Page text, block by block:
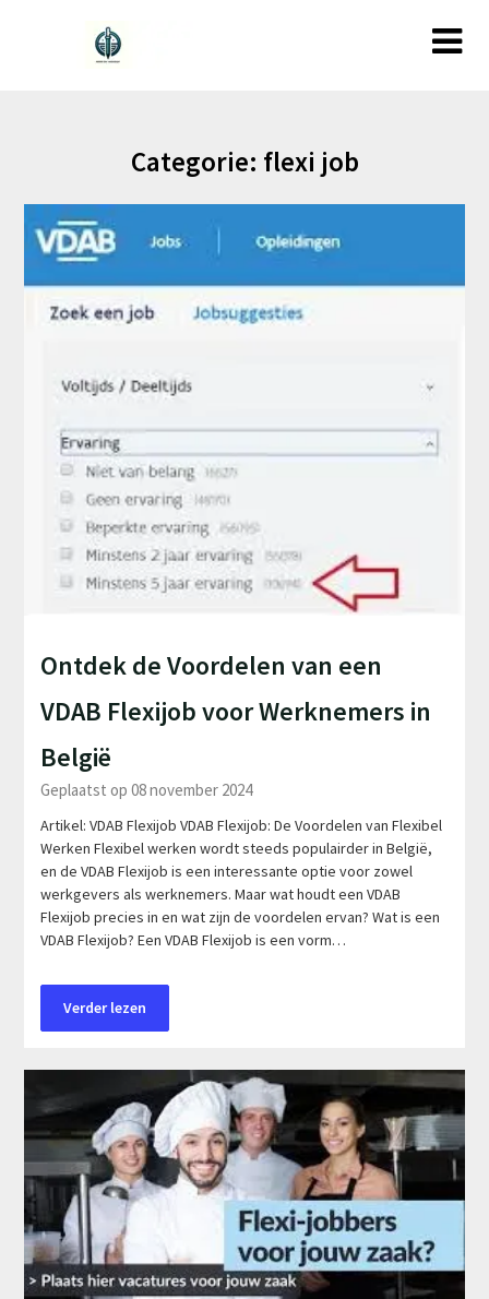
Categorie: flexi job
Ontdek de Voordelen van een
VDAB Flexijob voor Werknemers in
België
Geplaatst op 08 november 2024
Artikel: VDAB Flexijob VDAB Flexijob: De Voordelen van Flexibel
Werken Flexibel werken wordt steeds populairder in België,
en de VDAB Flexijob is een interessante optie voor zowel
werkgevers als werknemers. Maar wat houdt een VDAB
Flexijob precies in en wat zijn de voordelen ervan? Wat is een
VDAB Flexijob? Een VDAB Flexijob is een vorm…
Verder lezen